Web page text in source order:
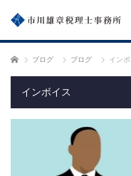
ホーム ブログ ブログ インボ
インボイス